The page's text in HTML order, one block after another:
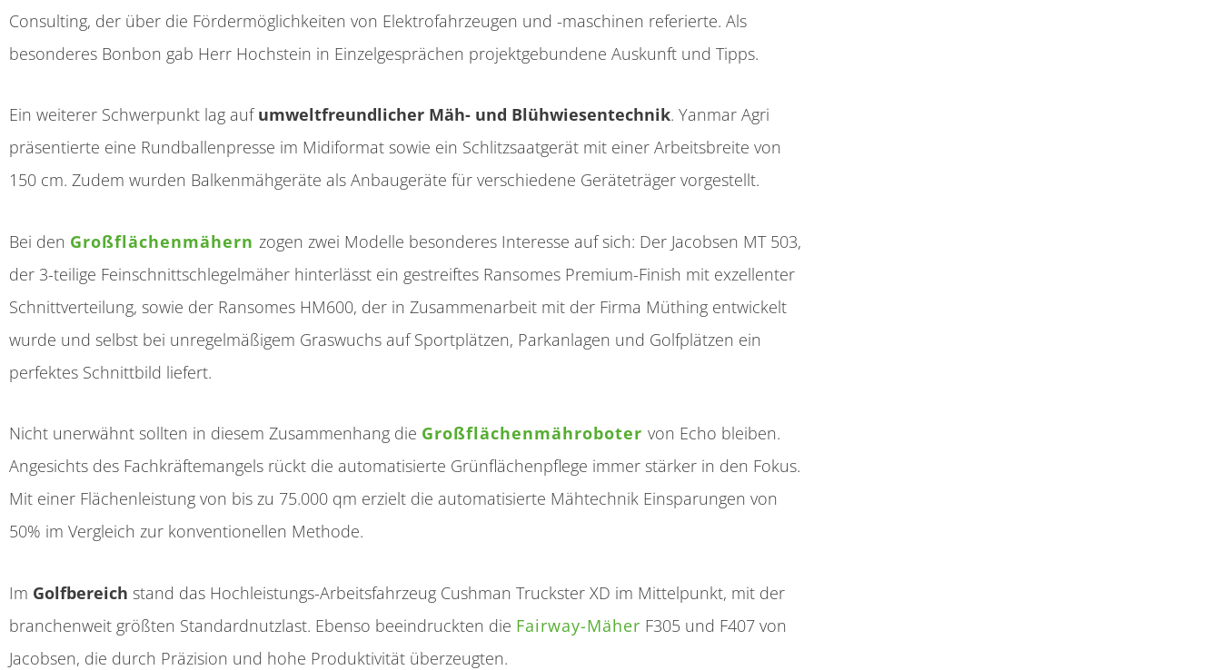
Consulting, der über die Fördermöglichkeiten von Elektrofahrzeugen und -maschinen referierte. Als
besonderes Bonbon gab Herr Hochstein in Einzelgesprächen projektgebundene Auskunft und Tipps.
Ein weiterer Schwerpunkt lag aufumweltfreundlicher Mäh- und Blühwiesentechnik. Yanmar Agri
präsentierte eine Rundballenpresse im Midiformat sowie ein Schlitzsaatgerät mit einer Arbeitsbreite von
150 cm. Zudem wurden Balkenmähgeräte als Anbaugeräte für verschiedene Geräteträger vorgestellt.
Bei den Großflächenmähern zogen zwei Modelle besonderes Interesse auf sich: Der Jacobsen MT 503,
der 3-teilige Feinschnittschlegelmäher hinterlässt ein gestreiftes Ransomes Premium-Finish mit exzellenter
Schnittverteilung, sowie der Ransomes HM600, der in Zusammenarbeit mit der Firma Müthing entwickelt
wurde und selbst bei unregelmäßigem Graswuchs auf Sportplätzen, Parkanlagen und Golfplätzen ein
perfektes Schnittbild liefert.
Nicht unerwähnt sollten in diesem Zusammenhang die Großflächenmähroboter von Echo bleiben.
Angesichts des Fachkräftemangels rückt die automatisierte Grünflächenpflege immer stärker in den Fokus.
Mit einer Flächenleistung von bis zu 75.000 qm erzielt die automatisierte Mähtechnik Einsparungen von
50% im Vergleich zur konventionellen Methode.
Im Golfbereich stand das Hochleistungs-Arbeitsfahrzeug Cushman Truckster XD im Mittelpunkt, mit der
branchenweit größten Standardnutzlast. Ebenso beeindruckten die Fairway-Mäher F305 und F407 von
Jacobsen, die durch Präzision und hohe Produktivität überzeugten.